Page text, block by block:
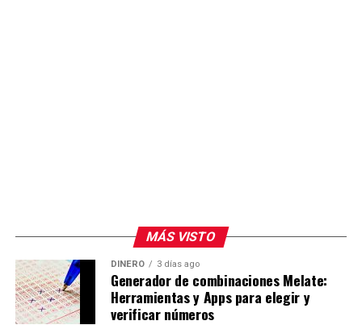
MÁS VISTO
DINERO 3 días ago
Generador de combinaciones Melate:
Herramientas y Apps para elegir y
verificar números